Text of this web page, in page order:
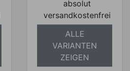
absolut
versandkostenfrei
ALLE
VARIANTEN
ZEIGEN